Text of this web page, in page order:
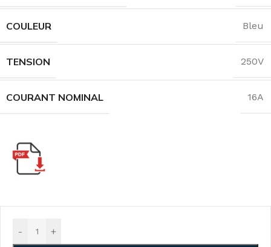
COULEUR Bleu
TENSION 250V
COURANT NOMINAL 16A
- +